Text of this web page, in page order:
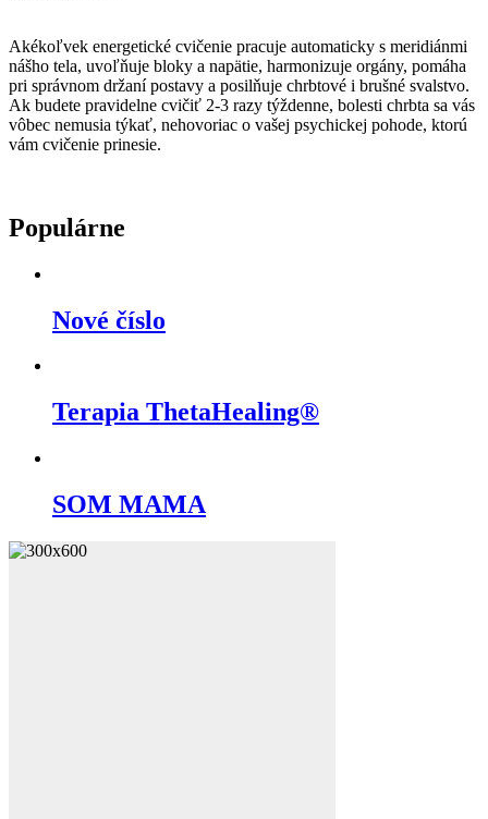
Akékoľvek energetické cvičenie pracuje automaticky s meridiánmi
nášho tela, uvoľňuje bloky a napätie, harmonizuje orgány, pomáha
pri správnom držaní postavy a posilňuje chrbtové i brušné svalstvo.
Ak budete pravidelne cvičiť 2-3 razy týždenne, bolesti chrbta sa vás
vôbec nemusia týkať, nehovoriac o vašej psychickej pohode, ktorú
vám cvičenie prinesie.
Populárne
Nové číslo
Terapia ThetaHealing®
SOM MAMA